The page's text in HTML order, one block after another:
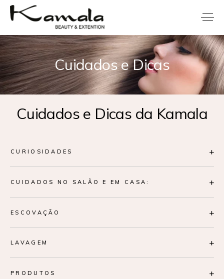
Cuidados e Dicas
Cuidados e Dicas da Kamala
CURIOSIDADES +
CUIDADOS NO SALÃO E EM CASA: +
ESCOVAÇÃO +
LAVAGEM +
PRODUTOS +